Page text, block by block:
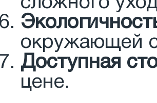
окружающей
Доступная
цене.